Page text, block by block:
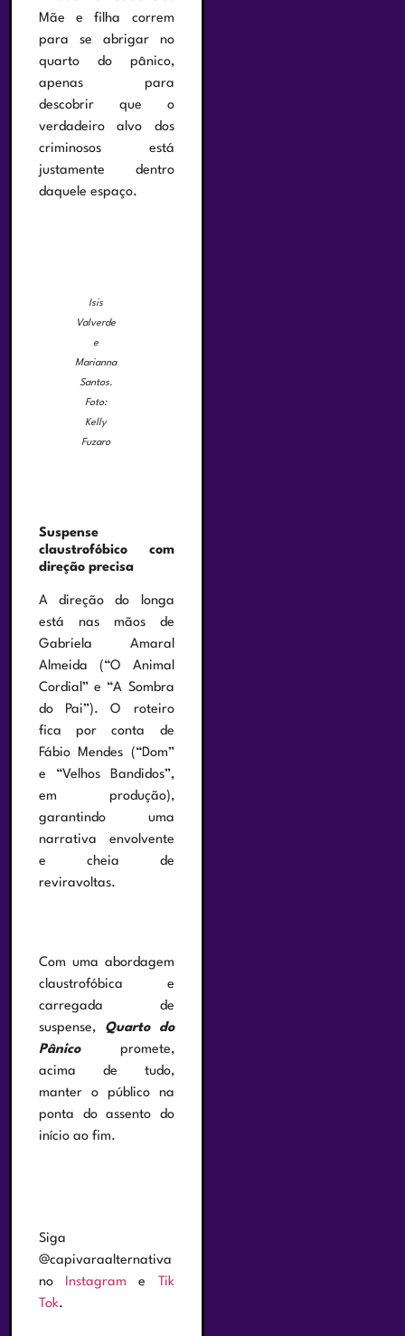
Mãe e filha correm
para se abrigar no
quarto do pânico,
apenas para
descobrir que o
verdadeiro alvo dos
criminosos está
justamente dentro
daquele espaço.
Isis
Valverde
e
Marianna
Santos.
Foto:
Kelly
Fuzaro
Suspense
claustrofóbico com
direção precisa
A direção do longa
está nas mãos de
Gabriela Amaral
Almeida (“O Animal
Cordial” e “A Sombra
do Pai”). O roteiro
fica por conta de
Fábio Mendes (“Dom”
e “Velhos Bandidos”,
em produção),
garantindo uma
narrativa envolvente
e cheia de
reviravoltas.
Com uma abordagem
claustrofóbica e
carregada de
suspense, Quarto do
Pânicopromete,
acima de tudo,
manter o público na
ponta do assento do
início ao fim.
Siga
@capivaraalternativa
no
Instagrame Tik
Tok.